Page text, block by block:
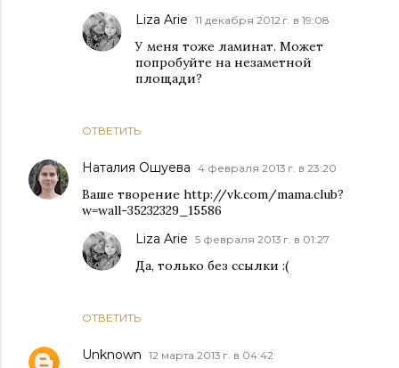
ОТВЕТИТЬ
Liza Arie 11 декабря 2012 г. в 19:08
У меня тоже ламинат. Может
попробуйте на незаметной
площади?
Наталия Ошуева 4 февраля 2013 г. в 23:20
Ваше творение http://vk.com/mama.club?
w=wall-35232329_15586
ОТВЕТИТЬ
Liza Arie 5 февраля 2013 г. в 01:27
Да, только без ссылки :(
Unknown 12 марта 2013 г. в 04:42